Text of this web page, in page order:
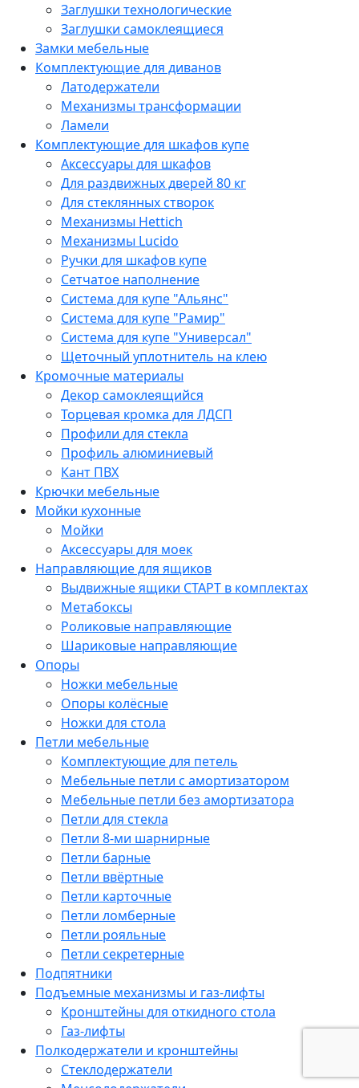
Заглушки технологические
Заглушки самоклеящиеся
Замки мебельные
Комплектующие для диванов
Латодержатели
Механизмы трансформации
Ламели
Комплектующие для шкафов купе
Аксессуары для шкафов
Для раздвижных дверей 80 кг
Для стеклянных створок
Механизмы Hettich
Механизмы Lucido
Ручки для шкафов купе
Сетчатое наполнение
Система для купе "Альянс"
Система для купе "Рамир"
Система для купе "Универсал"
Щеточный уплотнитель на клею
Кромочные материалы
Декор самоклеящийся
Торцевая кромка для ЛДСП
Профили для стекла
Профиль алюминиевый
Кант ПВХ
Крючки мебельные
Мойки кухонные
Мойки
Аксессуары для моек
Направляющие для ящиков
Выдвижные ящики СТАРТ в комплектах
Метабоксы
Роликовые направляющие
Шариковые направляющие
Опоры
Ножки мебельные
Опоры колёсные
Ножки для стола
Петли мебельные
Комплектующие для петель
Мебельные петли с амортизатором
Мебельные петли без амортизатора
Петли для стекла
Петли 8-ми шарнирные
Петли барные
Петли ввёртные
Петли карточные
Петли ломберные
Петли рояльные
Петли секретерные
Подпятники
Подъемные механизмы и газ-лифты
Кронштейны для откидного стола
Газ-лифты
Полкодержатели и кронштейны
Стеклодержатели